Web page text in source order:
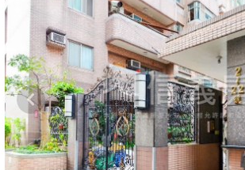
2012年第3季度服務品質獎 2023年10月區成件TOP3